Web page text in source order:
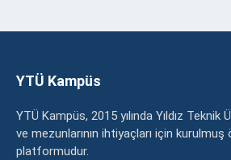
YTÜ Kampüs
YTÜ Kampüs, 2015 yılında Yıldız
ve mezunlarının ihtiyaçları için
platformudur.